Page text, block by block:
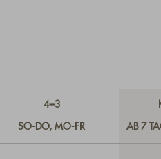
4=3
SO-DO, MO-FR AB 7